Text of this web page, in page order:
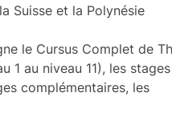
Suisse et la Polynésie
le Cursus Complet de
1 au niveau 11), les
complémentaires, les